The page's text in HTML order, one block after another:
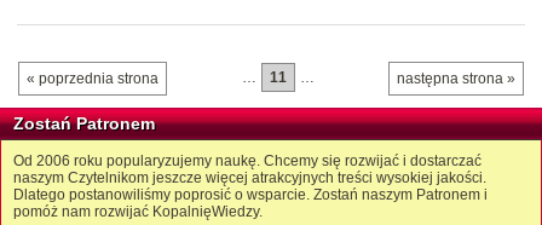
« poprzednia strona następna strona »
… 11 …
Zostań Patronem
Od 2006 roku popularyzujemy naukę. Chcemy się rozwijać i dostarczać
naszym Czytelnikom jeszcze więcej atrakcyjnych treści wysokiej jakości.
Dlatego postanowiliśmy poprosić o wsparcie. Zostań naszym Patronem i
pomóż nam rozwijać KopalnięWiedzy.